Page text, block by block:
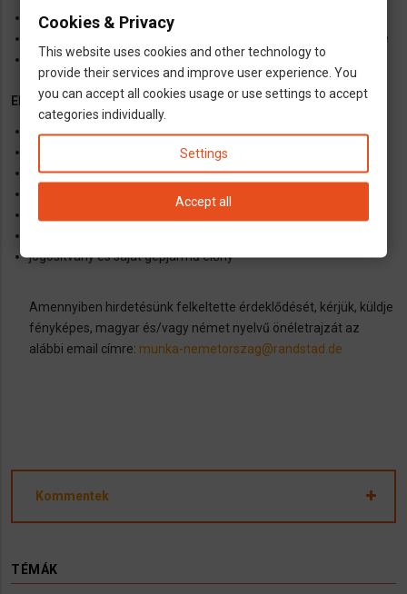
Munkadarabok, alkatrészek és profilok gyártása rajzok szerint
Hegesztési varratok minőség- és méretpontosság-ellenőrzése
Munkadarabok megmunkálása (pl. tisztítás, csiszolás,
sorjátlanítás)
Elvárások:
hegesztésben szerzett tapasztalat
AWI/WIG hegesztésben szerzett tapasztalat
min. A2-es német nyelvtudás
jogosítvány és saját gépjármű előny
Amennyiben hirdetésünk felkeltette érdeklődését, kérjük, küldje
fényképes, magyar és/vagy német nyelvű önéletrajzát az
alábbi email címre: munka-nemetorszag@randstad.de
Kommentek
TÉMÁK
Cookies & Privacy
This website uses cookies and other technology to
provide their services and improve user experience. You
you can accept all cookies usage or use settings to accept
categories individually.
Settings
Accept all